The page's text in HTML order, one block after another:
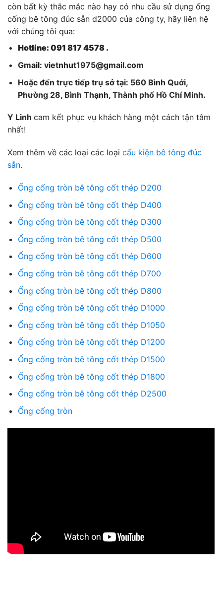
còn bất kỳ thắc mắc nào hay có nhu cầu sử dụng ống
cống bê tông đúc sẵn d2000 của công ty, hãy liên hệ
với chúng tôi qua:
Hotline: 091 817 4578 .
Gmail: vietnhut1975@gmail.com
Hoặc đến trực tiếp trụ sở tại: 560 Bình Quới,
Phường 28, Bình Thạnh, Thành phố Hồ Chí Minh.
Y Linh cam kết phục vụ khách hàng một cách tận tâm
nhất!
Xem thêm về các loại các loại cấu kiện bê tông đúc
sẵn.
Ống cống tròn bê tông cốt thép D200
Ống cống tròn bê tông cốt thép D400
Ống cống tròn bê tông cốt thép D300
Ống cống tròn bê tông cốt thép D500
Ống cống tròn bê tông cốt thép D600
Ống cống tròn bê tông cốt thép D700
Ống cống tròn bê tông cốt thép D800
Ống cống tròn bê tông cốt thép D1000
Ống cống tròn bê tông cốt thép D1050
Ống cống tròn bê tông cốt thép D1200
Ống cống tròn bê tông cốt thép D1500
Ống cống tròn bê tông cốt thép D1800
Ống cống tròn bê tông cốt thép D2500
Ống cống tròn